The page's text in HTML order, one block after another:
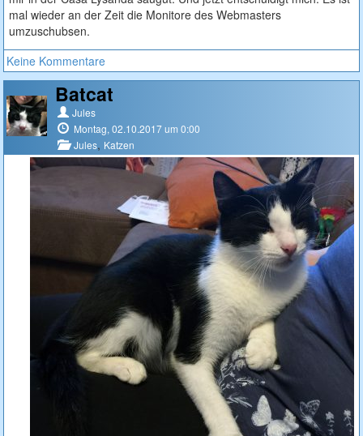
mal wieder an der Zeit die Monitore des Webmasters
umzuschubsen.
Keine Kommentare
Batcat
Jules
Montag, 02.10.2017 um 0:00
Jules, Katzen